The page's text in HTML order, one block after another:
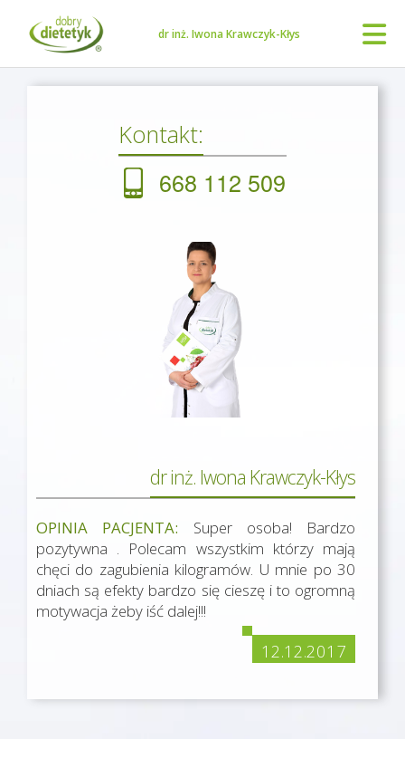
dr inż. Iwona Krawczyk-Kłys
Kontakt:
668 112 509
dr inż. Iwona Krawczyk-Kłys
OPINIA PACJENTA: Super osoba! Bardzo
pozytywna . Polecam wszystkim którzy mają
chęci do zagubienia kilogramów. U mnie po 30
dniach są efekty bardzo się cieszę i to ogromną
motywacja żeby iść dalej!!!
12.12.2017